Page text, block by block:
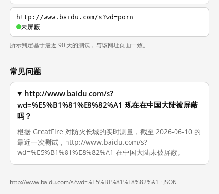
http://www.baidu.com/s?wd=porn
未屏蔽
所示判定基于最近 90 天的测试，与该网址页面一致。
常见问题
http://www.baidu.com/s?
wd=%E5%B1%81%E8%82%A1 现在在中国大陆被屏蔽
吗？
根据 GreatFire 对防火长城的实时测量，截至 2026-06-10 的
最近一次测试，http://www.baidu.com/s?
wd=%E5%B1%81%E8%82%A1 在中国大陆未被屏蔽。
http://www.baidu.com/s?wd=%E5%B1%81%E8%82%A1 · JSON